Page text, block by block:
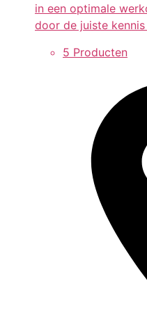
in een optimale
door de juiste
5 Producten